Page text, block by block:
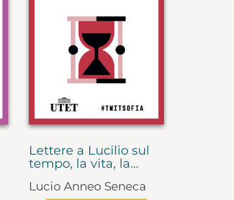
Lettere a Lucilio sul
tempo, la vita, la...
Lucio Anneo Seneca